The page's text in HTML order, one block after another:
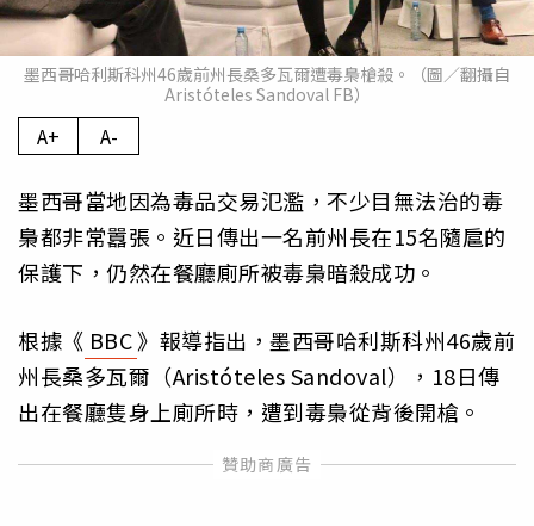
墨西哥哈利斯科州46歲前州長桑多瓦爾遭毒梟槍殺。（圖／翻攝自
Aristóteles Sandoval FB）
A+ A-
墨西哥當地因為毒品交易氾濫，不少目無法治的毒
梟都非常囂張。近日傳出一名前州長在15名隨扈的
保護下，仍然在餐廳廁所被毒梟暗殺成功。
根據《 BBC》報導指出，墨西哥哈利斯科州46歲前
州長桑多瓦爾（Aristóteles Sandoval），18日傳
出在餐廳隻身上廁所時，遭到毒梟從背後開槍。